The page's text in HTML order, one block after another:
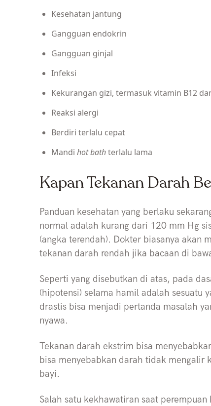
Kesehatan jantung
Gangguan endokrin
Gangguan ginjal
Infeksi
Kekurangan gizi, termasuk vitamin B12
Reaksi alergi
Berdiri terlalu cepat
Mandi hot bathterlalu lama
Kapan Tekanan Darah
Panduan kesehatan yang berlaku
normal adalah kurang dari 120 mm Hg
(angka terendah). Dokter biasanya akan
tekanan darah rendah jika bacaan di
Seperti yang disebutkan di atas, pada
(hipotensi) selama hamil adalah sesuatu
drastis bisa menjadi pertanda masalah
nyawa.
Tekanan darah ekstrim bisa
bisa menyebabkan darah tidak mengalir
bayi.
Salah satu kekhawatiran saat